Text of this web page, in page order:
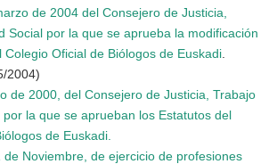
de 2004 del Consejero de Justicia,
Social por la que se aprueba la modificación
Colegio Oficial de Biólogos de Euskadi
2004)
de 2000, del Consejero de Justicia, Trabajo
la que se aprueban los Estatutos del
de Euskadi.
Noviembre, de ejercicio de profesiones